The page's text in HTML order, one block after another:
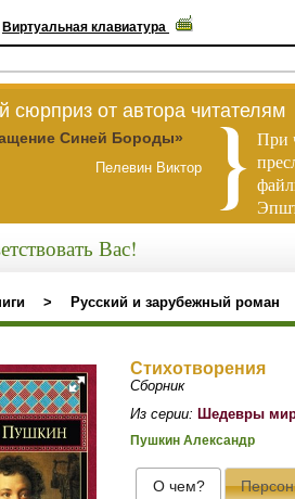
Виртуальная клавиатура
сюрприз от автора читателям
Синей Бороды»
Пелевин Виктор
При
Вас!
> Русский и зарубежный роман
Стихотворения
Сборник
Из серии: Шедевры
Пушкин Александр
О чем?